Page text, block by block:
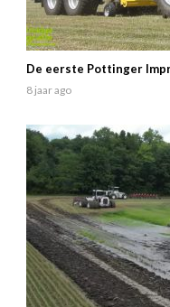
De eerste Pottinger
8 jaar ago